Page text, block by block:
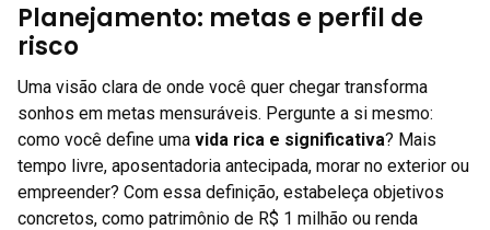
Planejamento: metas e perfil de
risco
Uma visão clara de onde você quer chegar transforma
sonhos em metas mensuráveis. Pergunte a si mesmo:
como você define uma vida rica e significativa? Mais
tempo livre, aposentadoria antecipada, morar no exterior ou
empreender? Com essa definição, estabeleça objetivos
concretos, como patrimônio de R$ 1 milhão ou renda